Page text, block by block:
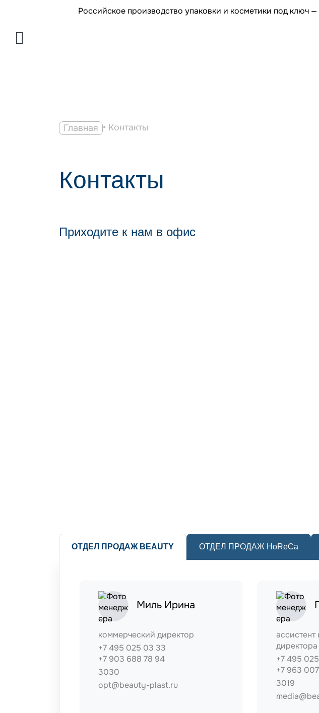
Российское производство упаковки и косметики под ключ
Главная • Контакты
Контакты
Приходите к нам в офис
ОТДЕЛ ПРОДАЖ BEAUTY ОТДЕЛ ПРОДАЖ HoReCa
Миль Ирина
коммерческий директор
+7 495 025 03 33
+7 903 688 78 94
3030
opt@beauty-plast.ru
директора
+7 495
+7 963
3019